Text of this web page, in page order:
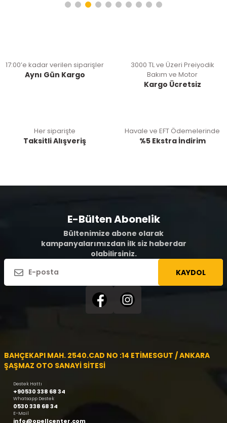
17:00’e kadar verilen siparişler
Aynı Gün Kargo
3000 TL ve Üzeri Preiyodik
Bakım ve Motor
Kargo Ücretsiz
Her siparişte
Taksitli Alışveriş
Havale ve EFT Ödemelerinde
%5 Ekstra İndirim
E-Bülten Abonelik
Bültenimize abone olarak
kampanyalarımızdan ilk siz haberdar
olabilirsiniz.
KAYDOL
BAHÇEKAPI MAH. 2540.CAD NO :14 ETİMESGUT / ANKARA
ŞAŞMAZ OTO SANAYİ SİTESİ
Destek Hattı
+90530 338 68 34
Whatsapp Destek
0530 338 68 34
E-Mail
info@opellcenter.com